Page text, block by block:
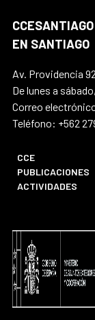
EN SANTIAGO
Av. Providencia
De lunes a
Correo
Teléfono: +562
CCE
PUBLICACIONES
ACTIVIDADES